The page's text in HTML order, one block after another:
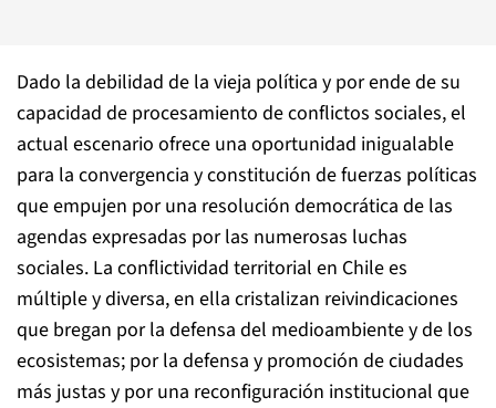
Dado la debilidad de la vieja política y por ende de su
capacidad de procesamiento de conflictos sociales, el
actual escenario ofrece una oportunidad inigualable
para la convergencia y constitución de fuerzas políticas
que empujen por una resolución democrática de las
agendas expresadas por las numerosas luchas
sociales. La conflictividad territorial en Chile es
múltiple y diversa, en ella cristalizan reivindicaciones
que bregan por la defensa del medioambiente y de los
ecosistemas; por la defensa y promoción de ciudades
más justas y por una reconfiguración institucional que